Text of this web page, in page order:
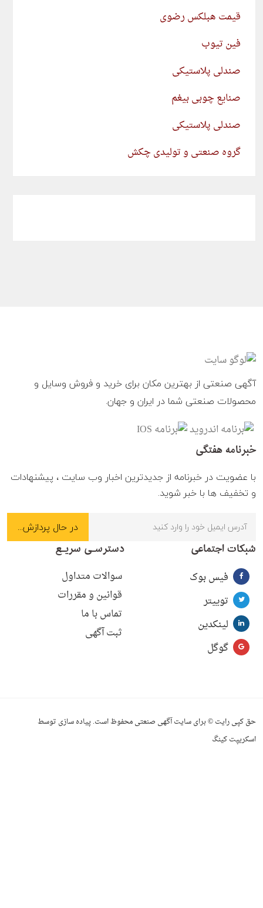
قیمت هبلکس رضوی
فین تیوب
صندلی پلاستیکی
صنایع چوبی بیغم
صندلی پلاستیکی
گروه صنعتی و تولیدی چکش
آگهی صنعتی از بهترین مکان برای خرید و فروش وسایل و
محصولات صنعتی شما در ایران و جهان.
خبرنامه هفتگی
با عضویت در خبرنامه از جدیدترین اخبار وب سایت ، پیشنهادات
و تخفیف ها با خبر شوید.
شبکات اجتماعی
فیس بوک
توییتر
لینکدین
گوگل
دسترسـی سریـع
سوالات متداول
قوانین و مقررات
تماس با ما
ثبت آگهی
حق کپی رایت © برای سایت آگهی صنعتی محفوظ است. پیاده سازی توسط
اسکریپت کینگ